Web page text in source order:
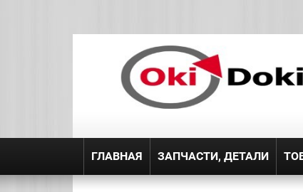
ГЛАВНАЯ ЗАПЧАСТИ, ДЕТАЛИ